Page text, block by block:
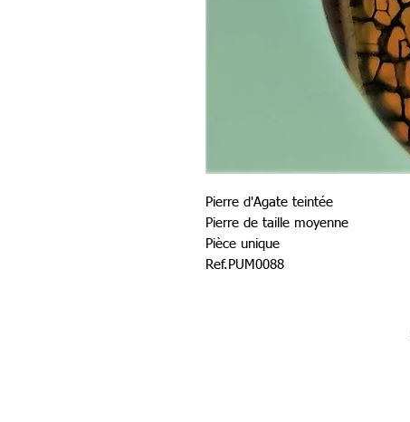
Pierre d'Agate teintée
Pierre de taille moyenne
Pièce unique
Ref.PUM0088